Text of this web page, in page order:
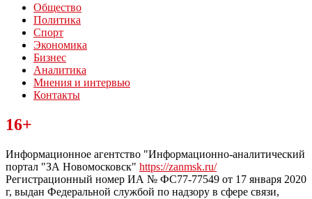
Общество
Политика
Спорт
Экономика
Бизнес
Аналитика
Мнения и интервью
Контакты
Читайте последние новости дня в Тульской области на сайте
“ЗаНовомосковск”
16+
Информационное агентство "Информационно-аналитический
портал "ЗА Новомосковск" https://zanmsk.ru/
Регистрационный номер ИА № ФС77-77549 от 17 января 2020
г, выдан Федеральной службой по надзору в сфере связи,